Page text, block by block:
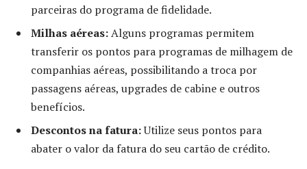
parceiras do programa de fidelidade.
Milhas aéreas:Alguns programas permitem
transferir os pontos para programas de milhagem de
companhias aéreas, possibilitando a troca por
passagens aéreas, upgrades de cabine e outros
benefícios.
Descontos na fatura:Utilize seus pontos para
abater o valor da fatura do seu cartão de crédito.